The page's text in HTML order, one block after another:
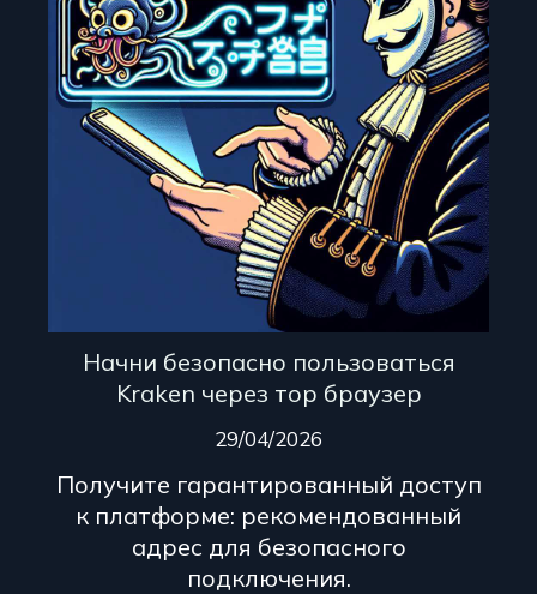
Начни безопасно пользоваться
Kraken через тор браузер
29/04/2026
Получите гарантированный доступ
к платформе: рекомендованный
адрес для безопасного
подключения.